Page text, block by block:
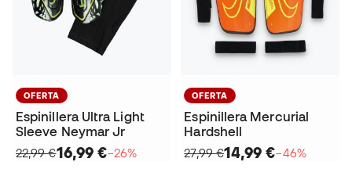
OFERTA
Espinillera Ultra Light
Sleeve Neymar Jr
22,99 €16,99 €−26%
OFERTA
Espinillera Mercurial
Hardshell
27,99 €14,99 €−46%